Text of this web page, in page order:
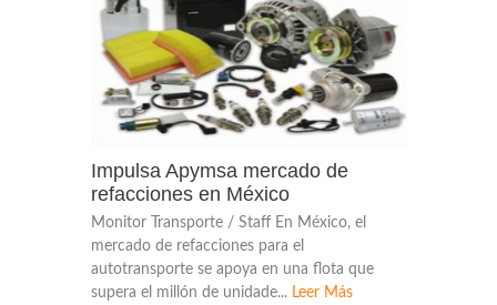
Impulsa Apymsa mercado de
refacciones en México
Monitor Transporte / Staff En México, el
mercado de refacciones para el
autotransporte se apoya en una flota que
supera el millón de unidade... Leer Más